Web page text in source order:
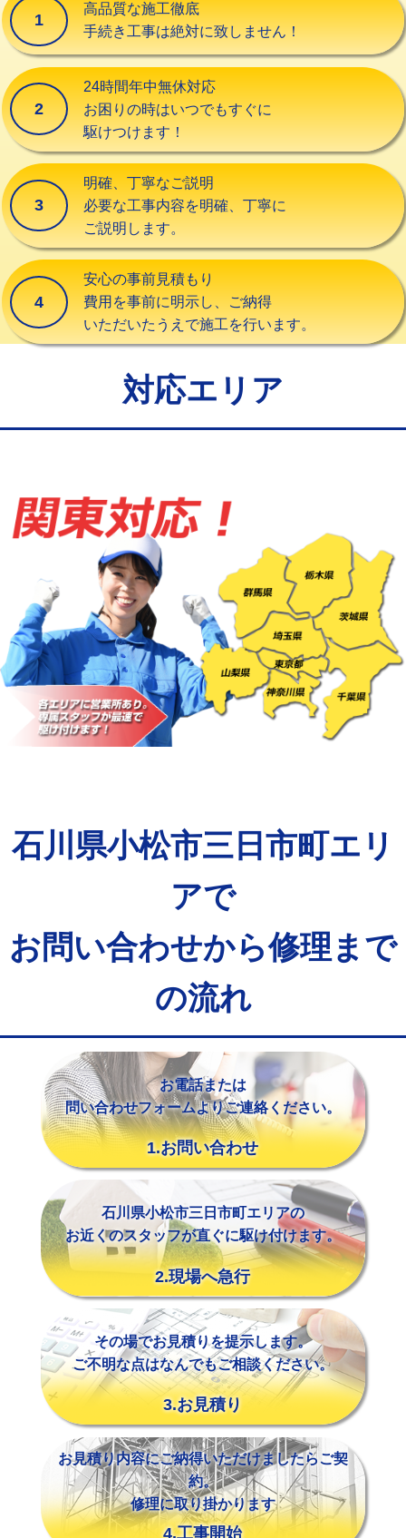
交換・取付(混合水栓（壁付・デッキ
式・ワンホール）)
16,500円+材料費
交換・取付(排水栓・排水トラップ
（P/S/ポップアップ））
交換・取付（その他部品）
持込商品取付（単水栓）
持込商品取付（混合水栓） 16,500円
持込商品取付（浄水器・分岐水栓） 16,500円
給水管工事※（ホール加工)
給水管工事※（バンド止め) 3,300円
給水管工事※（保温材使用（バンド止
5,500円
給水管工事※（塩ビ管（VP・HI）使
用/3ｍまで)
給水管工事※（塩ビ管（VP・HI）使
用（追加）/3ｍ超え)
+8,800円
給水管工事※（ライニング鋼管・銅
管・ポリ管・HT管使用/3ｍまで)
44,000円
給水管工事※（ライニング鋼管・銅
管・ポリ管・HT管使用/3ｍ超え)
+8,800円
マス交換（土の掘削・埋め戻し作業）
コンクリート斫り（厚さ10㎝まで） 27,500円
コンクリート斫り（厚さ10㎝超え）
モルタル補修（厚さ10㎝超え） 38,500円
※給水管工事は20mmまでの価格です。
1
高品質な施工徹底
手続き工事は絶対に致しません！
2
24時間年中無休対応
お困りの時はいつでもすぐに
駆けつけます！
3
明確、丁寧なご説明
必要な工事内容を明確、丁寧に
ご説明します。
4
安心の事前見積もり
費用を事前に明示し、ご納得
いただいたうえで施工を行います。
対応エリア
石川県小松市三日市町エリ
アで
お問い合わせから修理まで
の流れ
お電話または
問い合わせフォームよりご連絡ください。
1.お問い合わせ
石川県小松市三日市町エリアの
お近くのスタッフが直ぐに駆け付けます。
2.現場へ急行
その場でお見積りを提示します。
ご不明な点はなんでもご相談ください。
3.お見積り
お見積り内容にご納得いただけましたらご契
約。
修理に取り掛かります
4.工事開始